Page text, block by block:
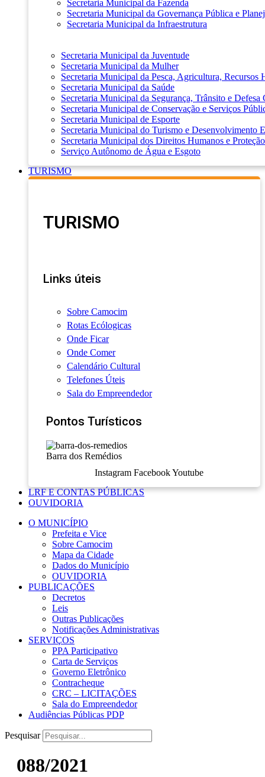
Secretaria Municipal da Fazenda
Secretaria Municipal da Governança Pública e
Secretaria Municipal da Infraestrutura
Secretaria Municipal da Juventude
Secretaria Municipal da Mulher
Secretaria Municipal da Pesca, Agricultura, Recursos
Secretaria Municipal da Saúde
Secretaria Municipal da Segurança, Trânsito e Defesa
Secretaria Municipal de Conservação e Serviços
Secretaria Municipal de Esporte
Secretaria Municipal do Turismo e Desenvolvimento
Secretaria Municipal dos Direitos Humanos e
Serviço Autônomo de Água e Esgoto
TURISMO
TURISMO
Links úteis
Sobre Camocim
Rotas Ecólogicas
Onde Ficar
Onde Comer
Calendário Cultural
Telefones Úteis
Sala do Empreendedor
Pontos Turísticos
Barra dos Remédios
Instagram Facebook Youtube
LRF E CONTAS PÚBLICAS
OUVIDORIA
O MUNICÍPIO
Prefeita e Vice
Sobre Camocim
Mapa da Cidade
Dados do Município
OUVIDORIA
PUBLICAÇÕES
Decretos
Leis
Outras Publicações
Notificações Administrativas
SERVIÇOS
PPA Participativo
Carta de Serviços
Governo Eletrônico
Contracheque
CRC – LICITAÇÕES
Sala do Empreendedor
Audiências Públicas PDP
Pesquisar
088/2021